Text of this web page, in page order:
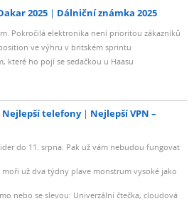
2025 Dálniční známka 2025
Pokročilá elektronika není prioritou zákazníků
ve výhru v britském sprintu
které ho pojí se sedačkou u Haasu
Nejlepší telefony
Nejlepší VPN –
do 11. srpna. Pak už vám nebudou fungovat
moři už dva týdny plave monstrum vysoké jako
nebo se slevou: Univerzální čtečka, cloudová